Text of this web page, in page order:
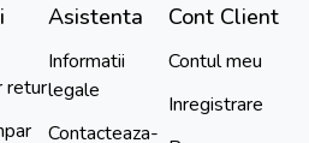
retur
Asistenta
Informatii
legale
Contacteaza-
Cont Client
Contul meu
Inregistrare